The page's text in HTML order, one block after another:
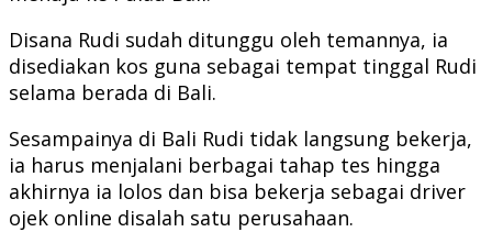
Disana Rudi sudah ditunggu oleh temannya, ia
disediakan kos guna sebagai tempat tinggal Rudi
selama berada di Bali.
Sesampainya di Bali Rudi tidak langsung bekerja,
ia harus menjalani berbagai tahap tes hingga
akhirnya ia lolos dan bisa bekerja sebagai driver
ojek online disalah satu perusahaan.